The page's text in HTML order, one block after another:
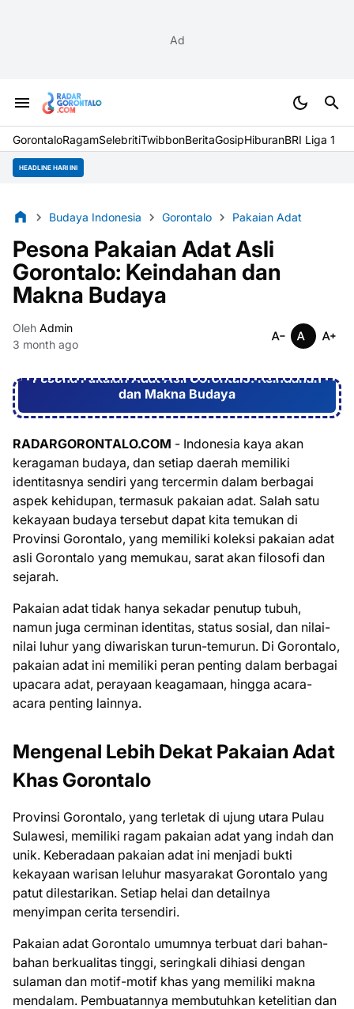
Ad
GorontaloRagamSelebritiTwibbonBeritaGosipHiburanBRI Liga 1
HEADLINE HARI INI
Budaya Indonesia Gorontalo Pakaian Adat
Pesona Pakaian Adat Asli
Gorontalo: Keindahan dan
Makna Budaya
Oleh Admin
3 month ago
Pesona Pakaian Adat Asli Gorontalo: Keindahan
dan Makna Budaya
RADARGORONTALO.COM - Indonesia kaya akan
keragaman budaya, dan setiap daerah memiliki
identitasnya sendiri yang tercermin dalam berbagai
aspek kehidupan, termasuk pakaian adat. Salah satu
kekayaan budaya tersebut dapat kita temukan di
Provinsi Gorontalo, yang memiliki koleksi pakaian adat
asli Gorontalo yang memukau, sarat akan filosofi dan
sejarah.
Pakaian adat tidak hanya sekadar penutup tubuh,
namun juga cerminan identitas, status sosial, dan nilai-
nilai luhur yang diwariskan turun-temurun. Di Gorontalo,
pakaian adat ini memiliki peran penting dalam berbagai
upacara adat, perayaan keagamaan, hingga acara-
acara penting lainnya.
Mengenal Lebih Dekat Pakaian Adat
Khas Gorontalo
Provinsi Gorontalo, yang terletak di ujung utara Pulau
Sulawesi, memiliki ragam pakaian adat yang indah dan
unik. Keberadaan pakaian adat ini menjadi bukti
kekayaan warisan leluhur masyarakat Gorontalo yang
patut dilestarikan. Setiap helai dan detailnya
menyimpan cerita tersendiri.
Pakaian adat Gorontalo umumnya terbuat dari bahan-
bahan berkualitas tinggi, seringkali dihiasi dengan
sulaman dan motif-motif khas yang memiliki makna
mendalam. Pembuatannya membutuhkan ketelitian dan